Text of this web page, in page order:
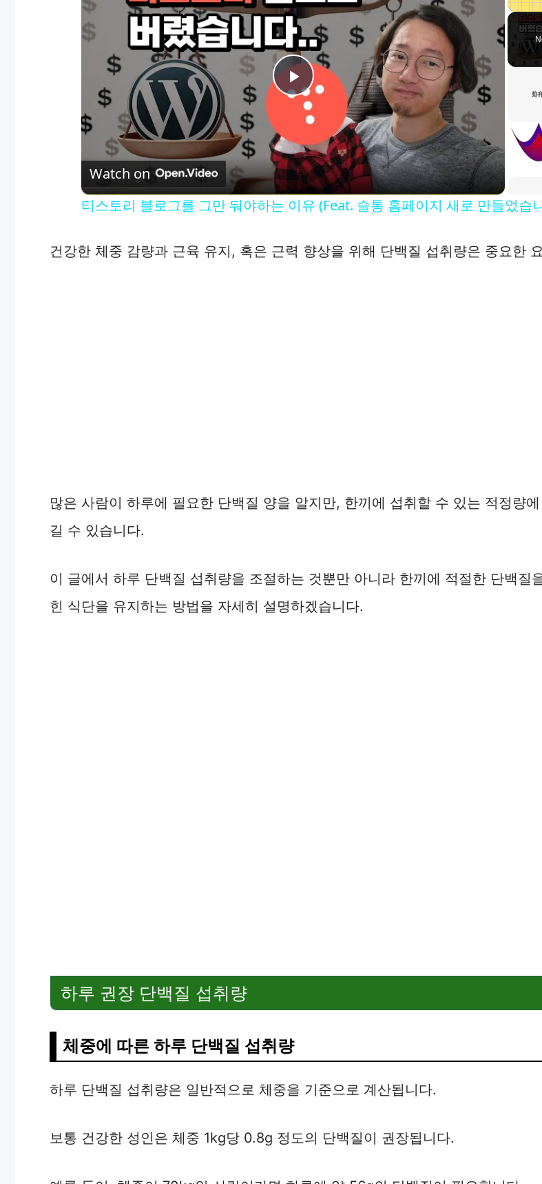
P
l
a
y
V
Watch on
티스토리 블로그를 그만 둬야하는 이유 (Feat. 슬통 홈페이지 새로 만들었습
건강한 체중 감량과 근육 유지, 혹은 근력 향상을 위해 단백질 섭취량은 중요한
많은 사람이 하루에 필요한 단백질 양을 알지만, 한끼에 섭취할 수 있는 적정량
길 수 있습니다.
이 글에서 하루 단백질 섭취량을 조절하는 것뿐만 아니라 한끼에 적절한 단백질
힌 식단을 유지하는 방법을 자세히 설명하겠습니다.
하루 권장 단백질 섭취량
체중에 따른 하루 단백질 섭취량
하루 단백질 섭취량은 일반적으로 체중을 기준으로 계산됩니다.
보통 건강한 성인은 체중 1kg당 0.8g 정도의 단백질이 권장됩니다.